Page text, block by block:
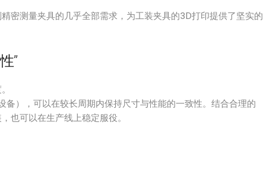
密测量夹具的几乎全部需求，为工装夹具的3D打印提供了坚实的
”
），可以在较长周期内保持尺寸与性能的一致性。结合合理的
也可以在生产线上稳定服役。